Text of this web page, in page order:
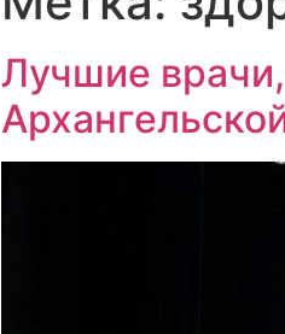
Лучшие